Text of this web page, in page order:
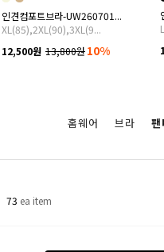
인견컴포트브라-UW260701...
XL(85),2XL(90),3XL(9...
12,500원 13,800원10%
홈웨어 브라 팬
73 ea item